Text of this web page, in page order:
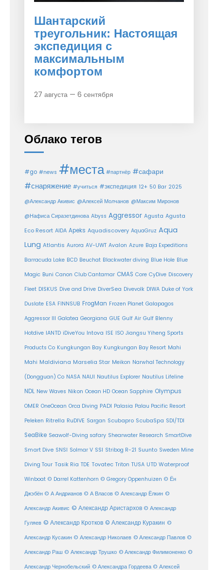
Шантарский
треугольник: Настоящая
экспедиция с
максимальным
комфортом
27 августа — 6 сентября
Облако тегов
#go #news #места #партнёр #сафари
#снаряжение #учиться #экспедиция 12+ 50 Bar 2025
@Александр Акивис @Алексей Молчанов @Максим Миронов
@Нафиса Сиразетдинова Abyss Aggressor Agusta Agusta
Eco Resort AIDA Apeks Aquadiscovery AquaGruz Aqua
Lung Atlantis Aurora AV-UWT Avalon Azure Baja Expeditions
Barracuda Lake BCD Beuchat Blackwater diving Blue Hole Blue
Magic Buni Canon Club Cantamar CMAS Core CyDive Discovery
Fleet DISKUS Dive and Drive DiverSea Divevolk DIWA Duke of York
Duslate ESA FINNSUB FrogMan Frozen Planet Galapagos
Aggressor III Galatea Georgiana GUE Gulf Air Gulf Blenny
Hotdive IANTD iDiveYou Intova ISE ISO Jiangsu Yiheng Sports
Products Co Kungkungan Bay Kungkungan Bay Resort Mahi
Mahi Maldiviana Marselia Star Meikon Narwhal Technology
(Dongguan) Co NASA NAUI Nautilus Explorer Nautilus Lifeline
NDL New Waves Nikon Ocean HD Ocean Sapphire Olympus
OMER OneOcean Orca Diving PADI Palasia Palau Pacific Resort
Peleken Ritrella RuDIVE Sargan Scubapro ScubaSpa SDI/TDI
SeaBike Seawolf-Diving safary Shearwater Research SmartDive
Smart Dive SNSI Solmar V SSI Stribog R-21 Suunto Sweden Mine
Diving Tour Tasik Ria TDE Tovatec Triton TUSA UTD Waterproof
Winboat © Darrel Kattenhorn © Gregory Oppenhuizen © Ён
Джэбён © А Андрианов © А Власов © Александр Ёлкин ©
Александр Акивис © Александр Аристархов © Александр
Гуляев © Александр Кротков © Александр Куракин ©
Александр Кусакин © Александр Николаев © Александр Павлов ©
Александр Раш © Александр Трушко © Александр Филимоненко ©
Александр Чернобельский © Александра Гордеева © Алексей